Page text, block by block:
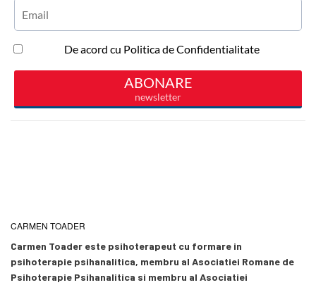
CARMEN TOADER
Carmen Toader este psihoterapeut cu formare in
psihoterapie psihanalitica, membru al Asociatiei Romane de
Psihoterapie Psihanalitica si membru al Asociatiei